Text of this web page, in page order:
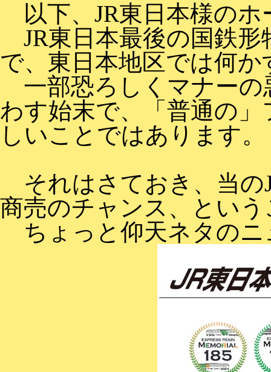
以下、JR東日本様のホ
JR東日本最後の国鉄形
で、東日本地区では何
一部恐ろしくマナーの
わす始末で、「普通の
しいことではあります。
それはさておき、当の
商売のチャンス、とい
ちょっと仰天ネタのニ